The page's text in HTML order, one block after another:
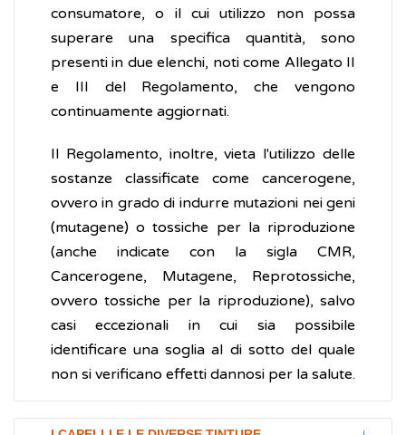
consumatore, o il cui utilizzo non possa
superare una specifica quantità, sono
presenti in due elenchi, noti come Allegato II
e III del Regolamento, che vengono
continuamente aggiornati.
Il Regolamento, inoltre, vieta l'utilizzo delle
sostanze classificate come cancerogene,
ovvero in grado di indurre mutazioni nei geni
(mutagene) o tossiche per la riproduzione
(anche indicate con la sigla CMR,
Cancerogene, Mutagene, Reprotossiche,
ovvero tossiche per la riproduzione), salvo
casi eccezionali in cui sia possibile
identificare una soglia al di sotto del quale
non si verificano effetti dannosi per la salute.